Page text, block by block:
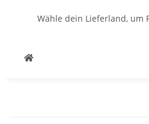
Wähle dein Lieferland, um